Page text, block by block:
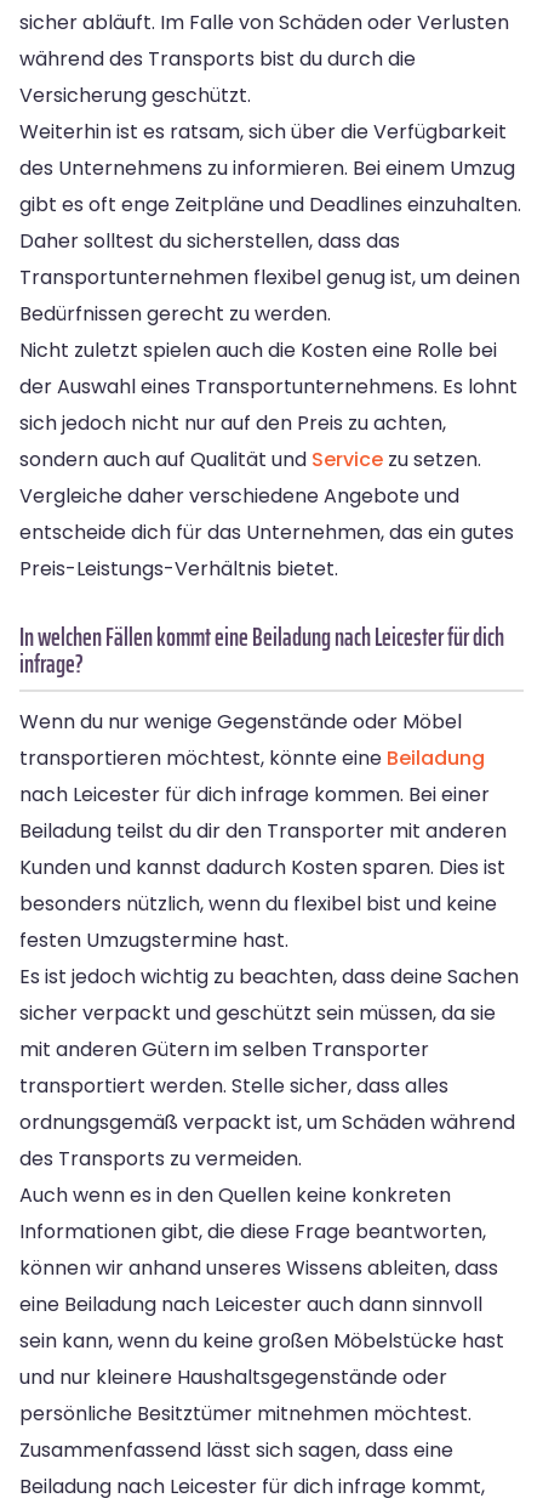
sicher abläuft. Im Falle von Schäden oder Verlusten
während des Transports bist du durch die
Versicherung geschützt.
Weiterhin ist es ratsam, sich über die Verfügbarkeit
des Unternehmens zu informieren. Bei einem Umzug
gibt es oft enge Zeitpläne und Deadlines einzuhalten.
Daher solltest du sicherstellen, dass das
Transportunternehmen flexibel genug ist, um deinen
Bedürfnissen gerecht zu werden.
Nicht zuletzt spielen auch die Kosten eine Rolle bei
der Auswahl eines Transportunternehmens. Es lohnt
sich jedoch nicht nur auf den Preis zu achten,
sondern auch auf Qualität und Service zu setzen.
Vergleiche daher verschiedene Angebote und
entscheide dich für das Unternehmen, das ein gutes
Preis-Leistungs-Verhältnis bietet.
In welchen Fällen kommt eine Beiladung nach Leicester für dich
infrage?
Wenn du nur wenige Gegenstände oder Möbel
transportieren möchtest, könnte eine Beiladung
nach Leicester für dich infrage kommen. Bei einer
Beiladung teilst du dir den Transporter mit anderen
Kunden und kannst dadurch Kosten sparen. Dies ist
besonders nützlich, wenn du flexibel bist und keine
festen Umzugstermine hast.
Es ist jedoch wichtig zu beachten, dass deine Sachen
sicher verpackt und geschützt sein müssen, da sie
mit anderen Gütern im selben Transporter
transportiert werden. Stelle sicher, dass alles
ordnungsgemäß verpackt ist, um Schäden während
des Transports zu vermeiden.
Auch wenn es in den Quellen keine konkreten
Informationen gibt, die diese Frage beantworten,
können wir anhand unseres Wissens ableiten, dass
eine Beiladung nach Leicester auch dann sinnvoll
sein kann, wenn du keine großen Möbelstücke hast
und nur kleinere Haushaltsgegenstände oder
persönliche Besitztümer mitnehmen möchtest.
Zusammenfassend lässt sich sagen, dass eine
Beiladung nach Leicester für dich infrage kommt,